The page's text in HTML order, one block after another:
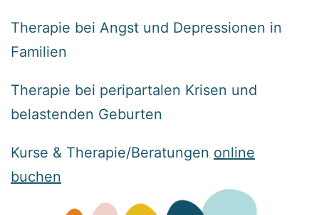
Therapie bei Angst und Depressionen in
Familien
Therapie bei peripartalen Krisen und
belastenden Geburten
Kurse & Therapie/Beratungen online
buchen